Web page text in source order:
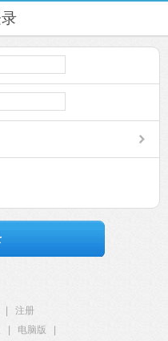
注册
电脑版